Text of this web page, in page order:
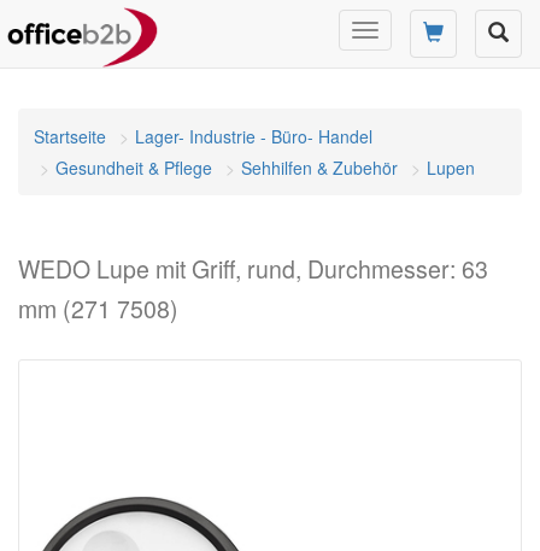
Navigation
umschalten
Startseite
Lager- Industrie - Büro- Handel
Gesundheit & Pflege
Sehhilfen & Zubehör Lupen
WEDO Lupe mit Griff, rund, Durchmesser: 63
mm (271 7508)